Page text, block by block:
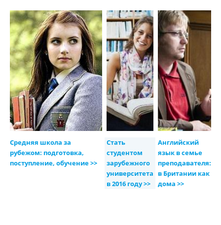
Средняя школа за
рубежом: подготовка,
поступление, обучение >>
Стать
студентом
зарубежного
университета
в 2016 году >>
Английский
язык в семье
преподавателя:
в Британии как
дома >>